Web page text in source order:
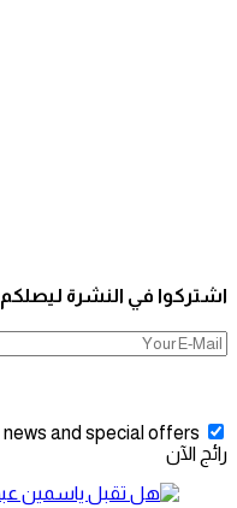
اشتركوا في النشرة
news and special offers.
رائج الآن